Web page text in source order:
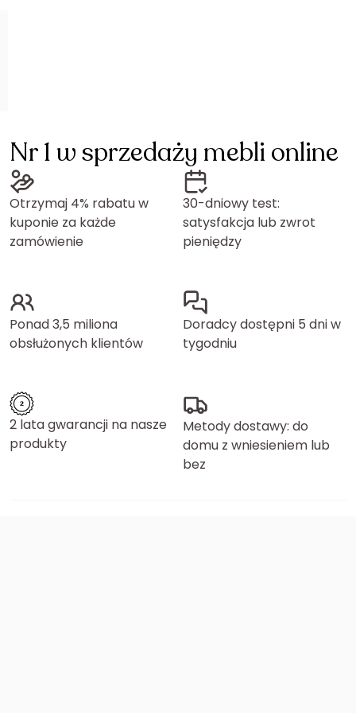
Nr 1 w sprzedaży mebli online
Otrzymaj 4% rabatu w
kuponie za każde
zamówienie
30-dniowy test:
satysfakcja lub zwrot
pieniędzy
Ponad 3,5 miliona
obsłużonych klientów
Doradcy dostępni 5 dni w
tygodniu
2 lata gwarancji na nasze
produkty
Metody dostawy: do
domu z wniesieniem lub
bez